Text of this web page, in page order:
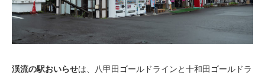
渓流の駅おいらせは、八甲田ゴールドラインと十和田ゴールドラ